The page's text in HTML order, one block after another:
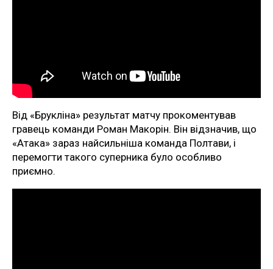
Від «Брукліна» результат матчу прокоментував
гравець команди Роман Макорін. Він відзначив, що
«Атака» зараз найсильніша команда Полтави, і
перемогти такого суперника було особливо
приємно.